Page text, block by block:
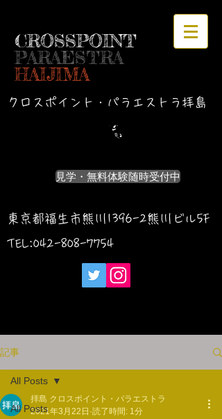
CROSSPOINT
PARAESTRA
HAIJIMA
クロスポイント・パラエストラ拝島
見学・無料体験随時受付中
東京都福生市熊川1396-2熊川ビル5F
TEL:042-808-7754
記事
All Posts
All Posts
拝島 クロスポイント・パラエストラ
2021年3月22日 読了時間: 1分